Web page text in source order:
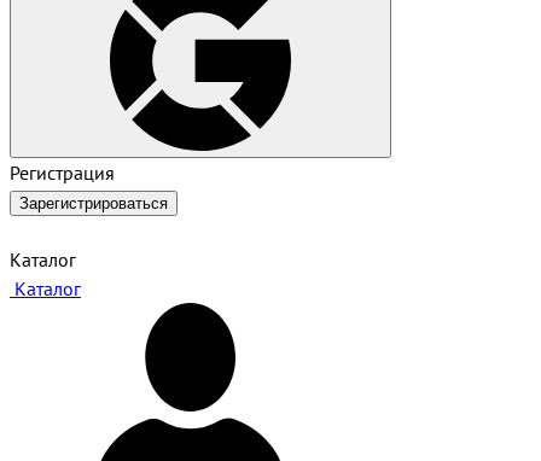
Регистрация
Зарегистрироваться
Каталог
Каталог